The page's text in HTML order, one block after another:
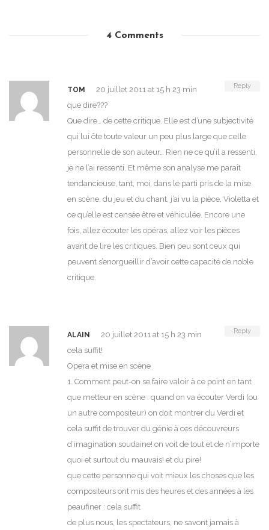
4 Comments
Reply
TOM
20 juillet 2011 at 15 h 23 min
que dire???
Que dire… de cette critique. Elle est d’une subjectivité
qui lui ôte toute valeur un peu plus large que celle
personnelle de son auteur… Rien ne ce qu’il a ressenti,
je ne l’ai ressenti. Et même son analyse me paraît
tendancieuse, tant, moi, dans le parti pris de la mise
en scène, du jeu et du chant, j’ai vu la pièce, Violetta et
ce qu’elle est censée être et véhiculée. Encore une
fois, allez écouter les opéras, allez voir les pièces
avant de lire les critiques. Bien peu sont ceux qui
peuvent s’enorgueillir d’avoir cette capacité de noble
critique.
Reply
ALAIN
20 juillet 2011 at 15 h 23 min
cela suffit!
Opera et mise en scène
1. Comment peut-on se faire valoir à ce point en tant
que metteur en scène : quand on va écouter Verdi (ou
un autre compositeur) on doit montrer du Verdi et
cela suffit de trouver du génie à ces découvreurs
d’imagination soudaine! on voit de tout et de n’importe
quoi et surtout du mauvais! et du pire!
que cette personne qui voit mieux les choses que les
compositeurs ont mis des heures et des années à les
peaufiner : cela suffit
de plus nous, les spectateurs, ne savont jamais à